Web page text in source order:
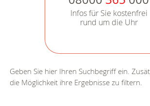
Infos für Sie kostenfrei
rund um die Uhr
Geben Sie hier Ihren Suchbegriff ein.
die Möglichkeit ihre Ergebnisse zu filtern.